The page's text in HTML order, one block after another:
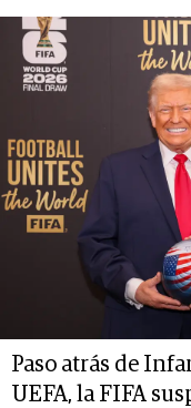
Paso atrás de
UEFA, la FIFA